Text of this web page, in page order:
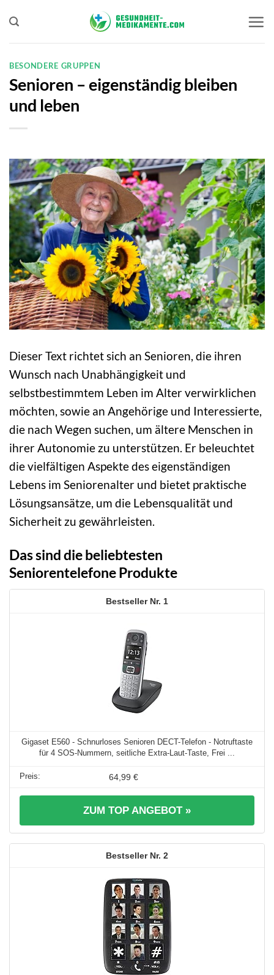
Inhalt
springen
BESONDERE GRUPPEN
Senioren – eigenständig bleiben
und leben
Dieser Text richtet sich an Senioren, die ihren
Wunsch nach Unabhängigkeit und
selbstbestimmtem Leben im Alter verwirklichen
möchten, sowie an Angehörige und Interessierte,
die nach Wegen suchen, um ältere Menschen in
ihrer Autonomie zu unterstützen. Er beleuchtet
die vielfältigen Aspekte des eigenständigen
Lebens im Seniorenalter und bietet praktische
Lösungsansätze, um die Lebensqualität und
Sicherheit zu gewährleisten.
Das sind die beliebtesten
Seniorentelefone Produkte
1
Gigaset E560 - Schnurloses Senioren DECT-Telefon - Notruftaste
für 4 SOS-Nummern, seitliche Extra-Laut-Taste, Frei ...
64,99 €
ZUM TOP ANGEBOT »
2